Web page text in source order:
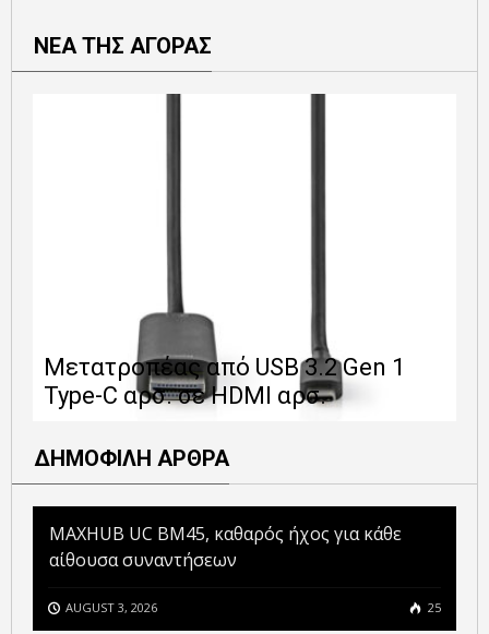
ΝΕΑ ΤΗΣ ΑΓΟΡΑΣ
Μετατροπέας από USB 3.2 Gen 1
Type-C αρσ. σε HDMI αρσ.
ΔΗΜΟΦΙΛΗ ΑΡΘΡΑ
MAXHUB UC BM45, καθαρός ήχος για κάθε
αίθουσα συναντήσεων
AUGUST 3, 2026 25